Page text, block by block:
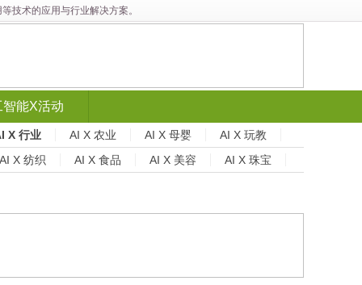
技术的应用与行业解决方案。
智能X活动
X 行业 AI X 农业 AI X 母婴
AI X 玩教
AI X 纺织 AI X 食品 AI X 美容 AI X 珠宝